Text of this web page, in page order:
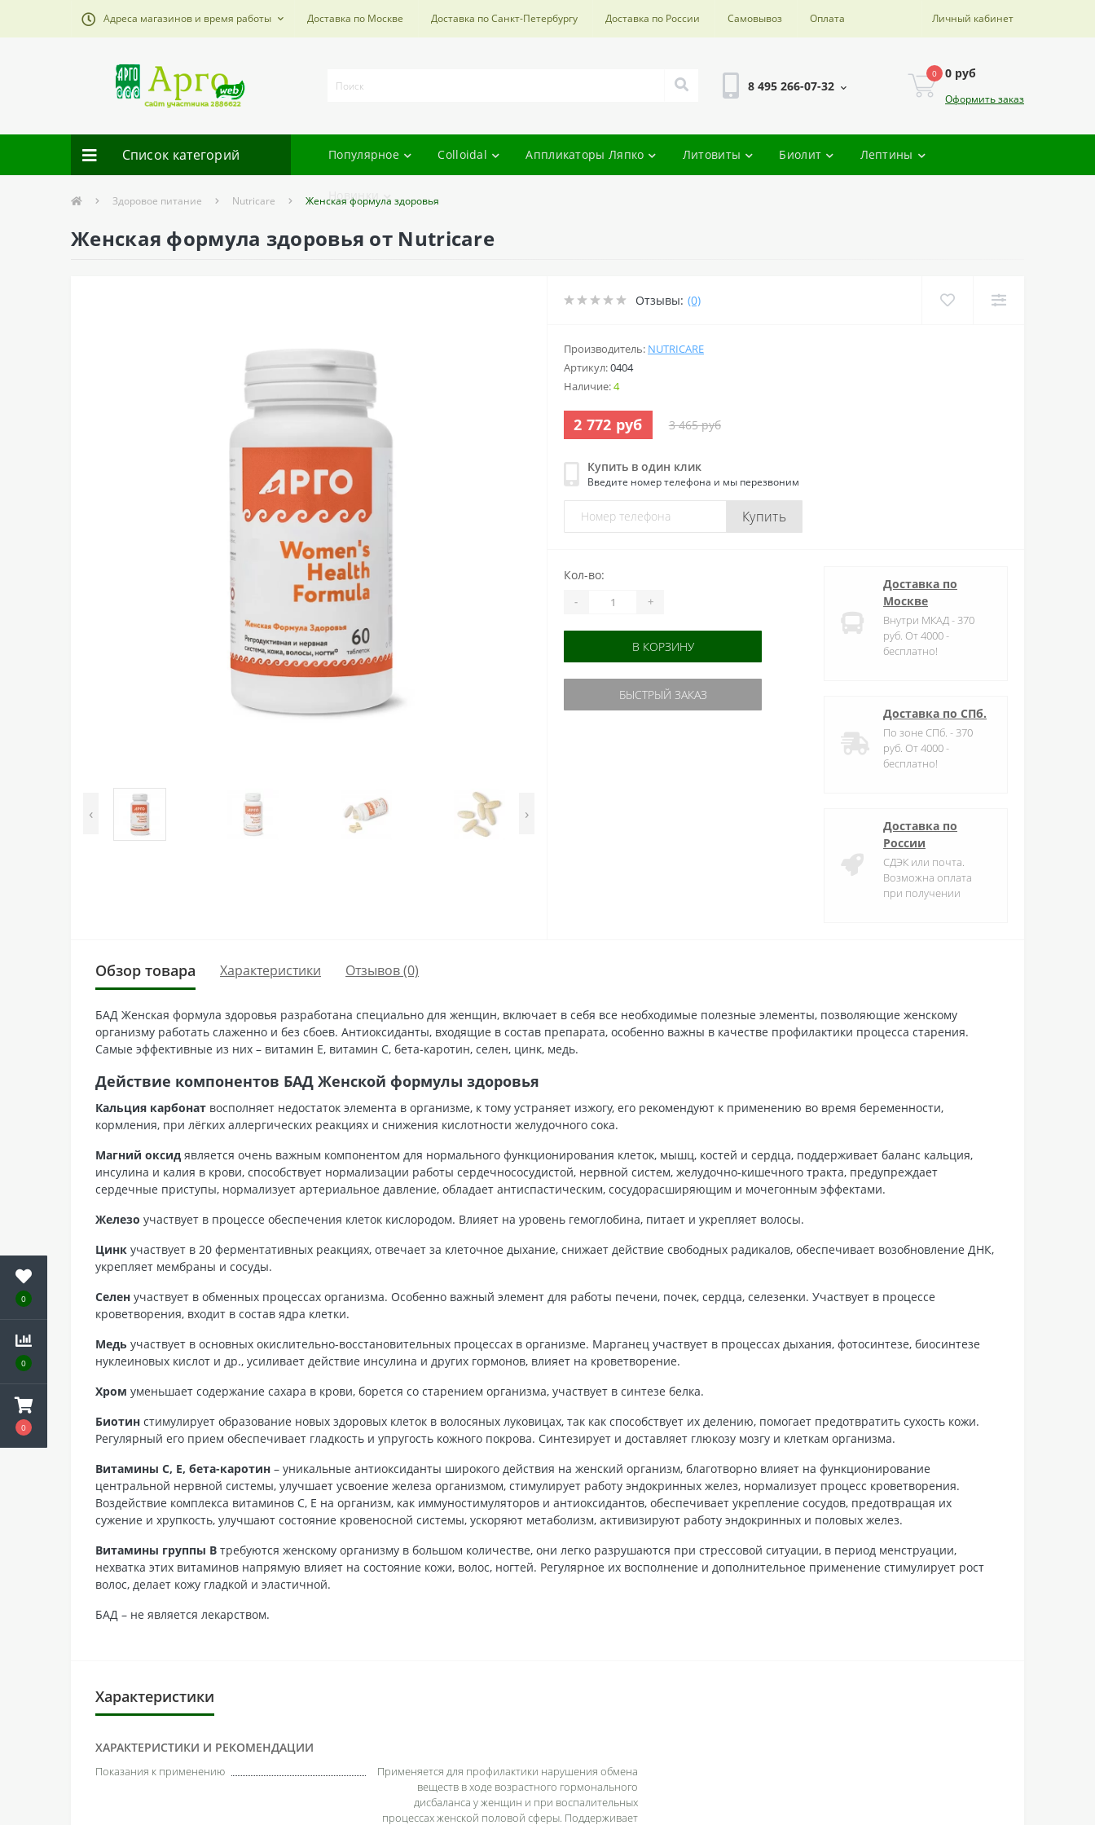
0
0
0
Адреса магазинов и время работы Доставка по Москве Доставка по Санкт-Петербургу Доставка по России Самовывоз Оплата Личный кабинет
8 495 266-07-32
0 0 руб
Оформить заказ
Список категорий Популярное Colloidal Аппликаторы Ляпко Литовиты Биолит Лептины
Новинки
Здоровое питание Nutricare Женская формула здоровья
Женская формула здоровья от Nutricare
‹ ›
Отзывы: (0)
Производитель: NUTRICARE
Артикул:0404
Наличие:4
2 772 руб 3 465 руб
Купить в один клик
Введите номер телефона и мы перезвоним
Купить
Кол-во:
- +
В КОРЗИНУ
БЫСТРЫЙ ЗАКАЗ
Доставка по
Москве
Внутри МКАД - 370
руб. От 4000 -
бесплатно!
Доставка по СПб.
По зоне СПб. - 370
руб. От 4000 -
бесплатно!
Доставка по
России
СДЭК или почта.
Возможна оплата
при получении
Обзор товара Характеристики Отзывов (0)
БАД Женская формула здоровья разработана специально для женщин, включает в себя все необходимые полезные элементы, позволяющие женскому
организму работать слаженно и без сбоев. Антиоксиданты, входящие в состав препарата, особенно важны в качестве профилактики процесса старения.
Самые эффективные из них – витамин E, витамин C, бета-каротин, селен, цинк, медь.
Действие компонентов БАД Женской формулы здоровья
Кальция карбонат восполняет недостаток элемента в организме, к тому устраняет изжогу, его рекомендуют к применению во время беременности,
кормления, при лёгких аллергических реакциях и снижения кислотности желудочного сока.
Магний оксид является очень важным компонентом для нормального функционирования клеток, мышц, костей и сердца, поддерживает баланс кальция,
инсулина и калия в крови, способствует нормализации работы сердечнососудистой, нервной систем, желудочно-кишечного тракта, предупреждает
сердечные приступы, нормализует артериальное давление, обладает антиспастическим, сосудорасширяющим и мочегонным эффектами.
Железо участвует в процессе обеспечения клеток кислородом. Влияет на уровень гемоглобина, питает и укрепляет волосы.
Цинк участвует в 20 ферментативных реакциях, отвечает за клеточное дыхание, снижает действие свободных радикалов, обеспечивает возобновление ДНК,
укрепляет мембраны и сосуды.
Селен участвует в обменных процессах организма. Особенно важный элемент для работы печени, почек, сердца, селезенки. Участвует в процессе
кроветворения, входит в состав ядра клетки.
Медь участвует в основных окислительно-восстановительных процессах в организме. Марганец участвует в процессах дыхания, фотосинтезе, биосинтезе
нуклеиновых кислот и др., усиливает действие инсулина и других гормонов, влияет на кроветворение.
Хром уменьшает содержание сахара в крови, борется со старением организма, участвует в синтезе белка.
Биотин стимулирует образование новых здоровых клеток в волосяных луковицах, так как способствует их делению, помогает предотвратить сухость кожи.
Регулярный его прием обеспечивает гладкость и упругость кожного покрова. Синтезирует и доставляет глюкозу мозгу и клеткам организма.
Витамины C, E, бета-каротин – уникальные антиоксиданты широкого действия на женский организм, благотворно влияет на функционирование
центральной нервной системы, улучшает усвоение железа организмом, стимулирует работу эндокринных желез, нормализует процесс кроветворения.
Воздействие комплекса витаминов С, Е на организм, как иммуностимуляторов и антиоксидантов, обеспечивает укрепление сосудов, предотвращая их
сужение и хрупкость, улучшают состояние кровеносной системы, ускоряют метаболизм, активизируют работу эндокринных и половых желез.
Витамины группы B требуются женскому организму в большом количестве, они легко разрушаются при стрессовой ситуации, в период менструации,
нехватка этих витаминов напрямую влияет на состояние кожи, волос, ногтей. Регулярное их восполнение и дополнительное применение стимулирует рост
волос, делает кожу гладкой и эластичной.
БАД – не является лекарством.
Характеристики
ХАРАКТЕРИСТИКИ И РЕКОМЕНДАЦИИ
Показания к применению
Применяется для профилактики нарушения обмена
веществ в ходе возрастного гормонального
дисбаланса у женщин и при воспалительных
процессах женской половой сферы. Поддерживает